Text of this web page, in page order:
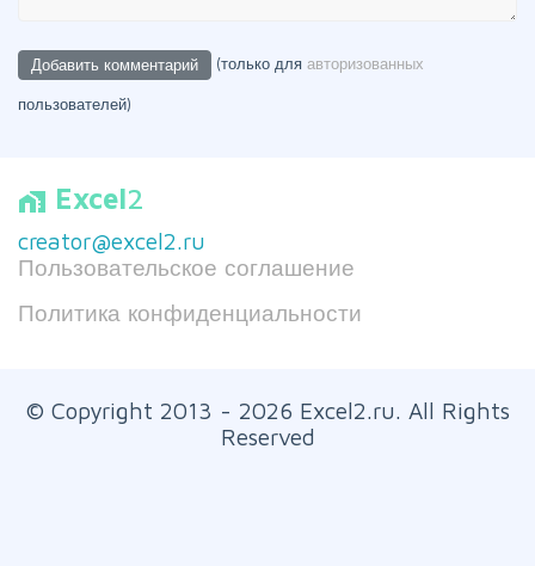
(только для авторизованных
пользователей)
home_work Excel2
creator@excel2.ru
Пользовательское соглашение
Политика конфиденциальности
© Copyright 2013 - 2026 Excel2.ru. All Rights
Reserved